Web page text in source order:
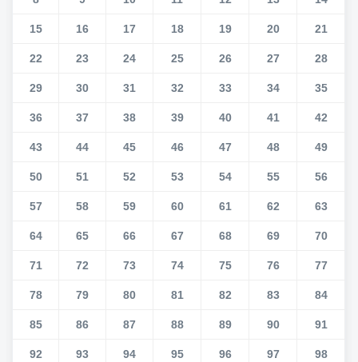
15 16 17 18 19 20 21
22 23 24 25 26 27 28
29 30 31 32 33 34 35
36 37 38 39 40 41 42
43 44 45 46 47 48 49
50 51 52 53 54 55 56
57 58 59 60 61 62 63
64 65 66 67 68 69 70
71 72 73 74 75 76 77
78 79 80 81 82 83 84
85 86 87 88 89 90 91
92 93 94 95 96 97 98